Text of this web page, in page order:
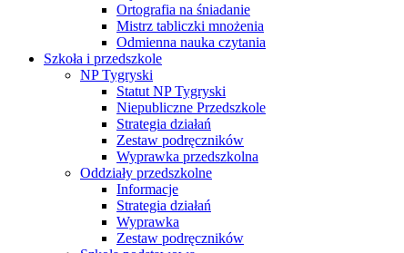
Ortografia na śniadanie
Mistrz tabliczki mnożenia
Odmienna nauka czytania
Szkoła i przedszkole
NP Tygryski
Statut NP Tygryski
Niepubliczne Przedszkole
Strategia działań
Zestaw podręczników
Wyprawka przedszkolna
Oddziały przedszkolne
Informacje
Strategia działań
Wyprawka
Zestaw podręczników